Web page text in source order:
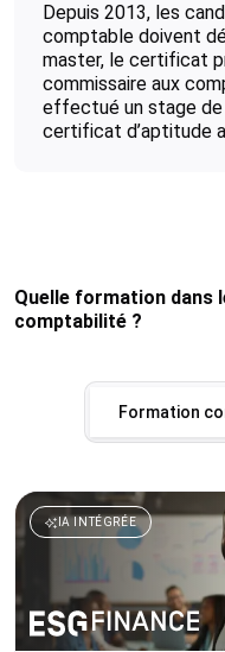
Depuis 2013, les
comptable doivent
master, le certificat
commissaire aux
effectué un stage de
certificat d’aptitude
Quelle formation dans
comptabilité ?
Formation
IA INTÉGRÉE